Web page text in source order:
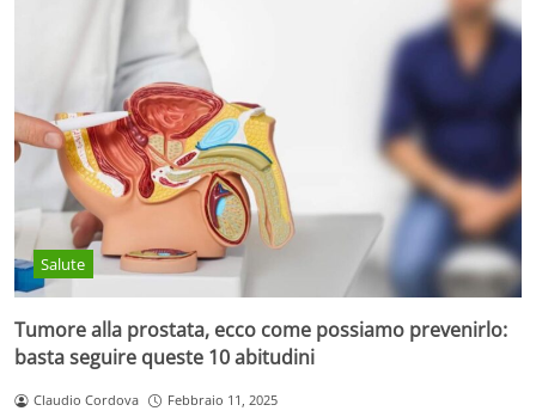
Salute
Tumore alla prostata, ecco come possiamo prevenirlo:
basta seguire queste 10 abitudini
Claudio Cordova Febbraio 11, 2025